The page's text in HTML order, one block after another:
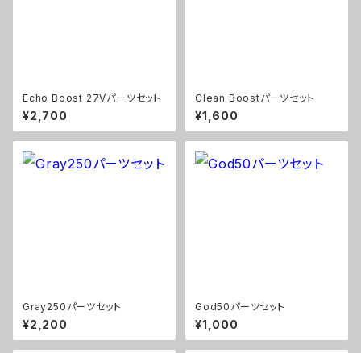
Echo Boost 27Vパーツセット
¥2,700
Clean Boostパーツセット
¥1,600
Gray250パーツセット
¥2,200
God50パーツセット
¥1,000